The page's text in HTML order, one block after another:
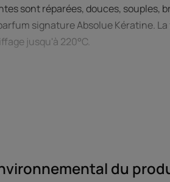
sont réparées, douces, souples,
signature Absolue Kératine.
jusqu'à 220°C.
du